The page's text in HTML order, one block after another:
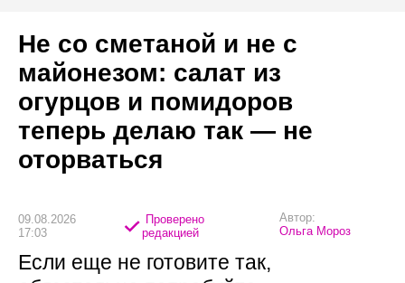
Не со сметаной и не с
майонезом: салат из
огурцов и помидоров
теперь делаю так — не
оторваться
09.08.2026
17:03
Проверено
редакцией
Автор:
Ольга Мороз
Если еще не готовите так,